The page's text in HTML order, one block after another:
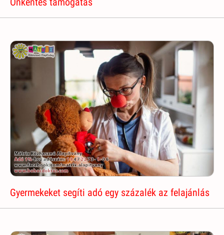
Gyermekeket segíti adó egy százalék az felajánlás